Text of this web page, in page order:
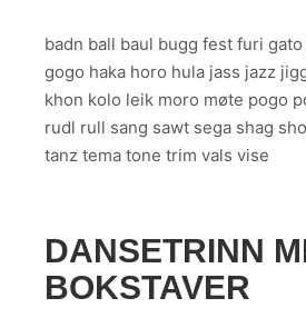
badn ball baul bugg fest furi
gogo haka horo hula jass jazz
khon kolo leik moro møte pogo
rudl rull sang sawt sega shag
tanz tema tone trim vals vise
DANSETRINN
BOKSTAVER